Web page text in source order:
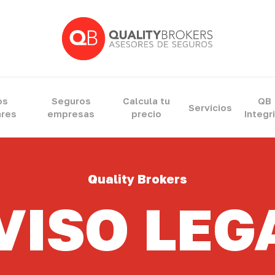
Seguros
empresas
Calcula tu
precio
Servicios
QB
Quality Brokers